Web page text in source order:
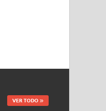
VER TODO